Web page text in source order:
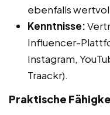
ebenfalls
Kenntnisse:
Influencer-
Instagram,
Traackr).
Praktische